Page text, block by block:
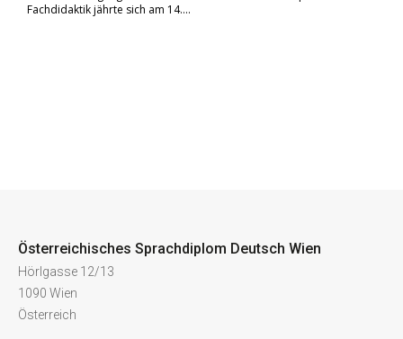
Fachdidaktik jährte sich am 14….
Österreichisches Sprachdiplom Deutsch Wien
Hörlgasse 12/13
1090 Wien
Österreich